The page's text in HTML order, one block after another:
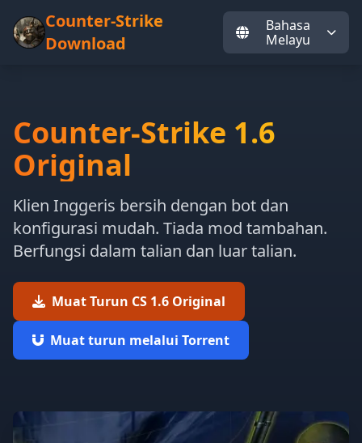
Counter-Strike
Download
Bahasa
Melayu
Counter-Strike 1.6
Original
Klien Inggeris bersih dengan bot dan
konfigurasi mudah. Tiada mod tambahan.
Berfungsi dalam talian dan luar talian.
Muat Turun CS 1.6 Original
Muat turun melalui Torrent